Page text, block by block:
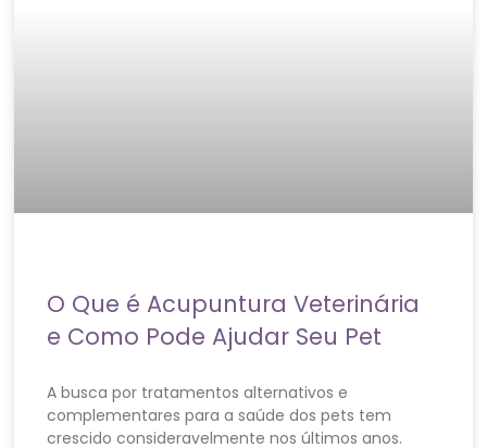
O Que é Acupuntura Veterinária
e Como Pode Ajudar Seu Pet
A busca por tratamentos alternativos e
complementares para a saúde dos pets tem
crescido consideravelmente nos últimos anos.